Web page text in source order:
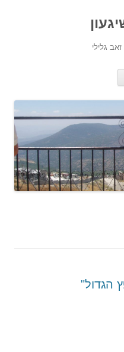
גלילי
הגדול"